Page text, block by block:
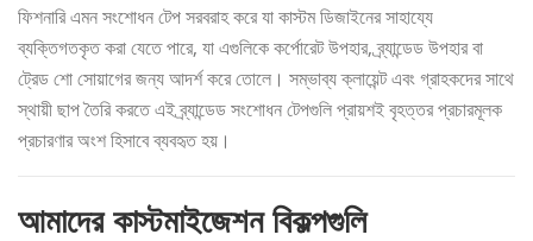
ফিশনারি এমন সংশোধন টেপ সরবরাহ করে যা কাস্টম ডিজাইনের সাহায্যে
ব্যক্তিগতকৃত করা যেতে পারে, যা এগুলিকে কর্পোরেট উপহার, ব্র্যান্ডেড উপহার বা
ট্রেড শো সোয়াগের জন্য আদর্শ করে তোলে। সম্ভাব্য ক্লায়েন্ট এবং গ্রাহকদের সাথে
স্থায়ী ছাপ তৈরি করতে এই ব্র্যান্ডেড সংশোধন টেপগুলি প্রায়শই বৃহত্তর প্রচারমূলক
প্রচারণার অংশ হিসাবে ব্যবহৃত হয়।
আমাদের কাস্টমাইজেশন বিকল্পগুলি